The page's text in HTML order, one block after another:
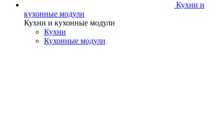
Кухни и
кухонные модули
Кухни и кухонные модули
Кухни
Кухонные модули